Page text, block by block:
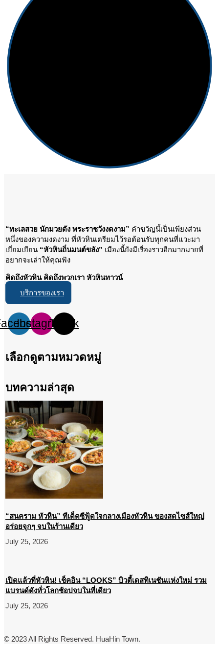
“ทะเลสวย นักมวยดัง พระราชวังงดงาม” คำขวัญนี้เป็นเพียงส่วน
หนึ่งของความงดงาม ที่หัวหินเตรียมไว้รอต้อนรับทุกคนที่แวะมา
เยี่ยมเยียน “หัวหินถิ่นมนต์ขลัง” เมืองนี้ยังมีเรื่องราวอีกมากมายที่
อยากจะเล่าให้คุณฟัง
คิดถึงหัวหิน คิดถึงพวกเรา หัวหินทาวน์
บริการของเรา
InstagramTiktok
เลือกดูตามหมวดหมู่
บทความล่าสุด
“สนคราม หัวหิน” ทีเด็ดซีฟู้ดใจกลางเมืองหัวหิน ของสดไซส์ใหญ่
อร่อยจุกๆ จบในร้านเดียว
July 25, 2026
เปิดแล้วที่หัวหิน! เช็คอิน “LOOKS” บิวตี้เดสทิเนชันแห่งใหม่ รวม
แบรนด์ดังทั่วโลกช้อปจบในที่เดียว
July 25, 2026
© 2023 All Rights Reserved. HuaHin Town.